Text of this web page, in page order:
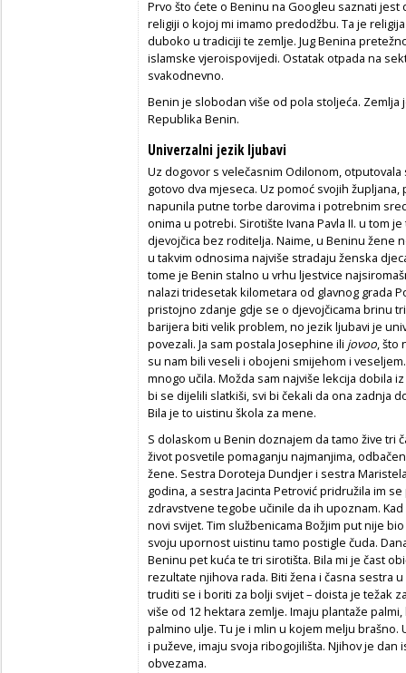
Prvo što ćete o Beninu na Googleu saznati
religiji o kojoj mi imamo predodžbu. Ta je
duboko u tradiciji te zemlje. Jug Benina
islamske vjeroispovijedi. Ostatak otpada na
svakodnevno.
Benin je slobodan više od pola stoljeća.
Republika Benin.
Univerzalni jezik ljubavi
Uz dogovor s velečasnim Odilonom,
gotovo dva mjeseca. Uz pomoć svojih
napunila putne torbe darovima i potrebnim
onima u potrebi. Sirotište Ivana Pavla II. u tom
djevojčica bez roditelja. Naime, u Beninu žene
u takvim odnosima najviše stradaju ženska
tome je Benin stalno u vrhu ljestvice
nalazi tridesetak kilometara od glavnog grada
pristojno zdanje gdje se o djevojčicama brinu
barijera biti velik problem, no jezik ljubavi je
povezali. Ja sam postala Josephine ili jovoo, što
su nam bili veseli i obojeni smijehom i
mnogo učila. Možda sam najviše lekcija dobila
bi se dijelili slatkiši, svi bi čekali da ona zadnja
Bila je to uistinu škola za mene.
S dolaskom u Benin doznajem da tamo žive tri
život posvetile pomaganju najmanjima,
žene. Sestra Doroteja Dundjer i sestra
godina, a sestra Jacinta Petrović pridružila im
zdravstvene tegobe učinile da ih upoznam.
novi svijet. Tim službenicama Božjim put nije
svoju upornost uistinu tamo postigle čuda.
Beninu pet kuća te tri sirotišta. Bila mi je čast
rezultate njihova rada. Biti žena i časna sestra
truditi se i boriti za bolji svijet – doista je težak
više od 12 hektara zemlje. Imaju plantaže
palmino ulje. Tu je i mlin u kojem melju
i puževe, imaju svoja ribogojilišta. Njihov je
obvezama.